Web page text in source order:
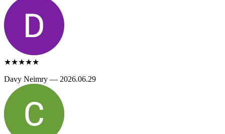
★★★★★
Davy Neimry — 2026.06.29